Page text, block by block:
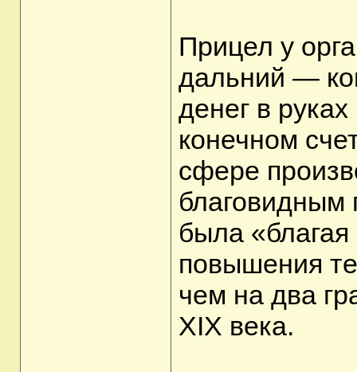
Прицел у
дальний —
денег в
конечном
сфере
благовидным
была
повышения
чем на два
XIX века.